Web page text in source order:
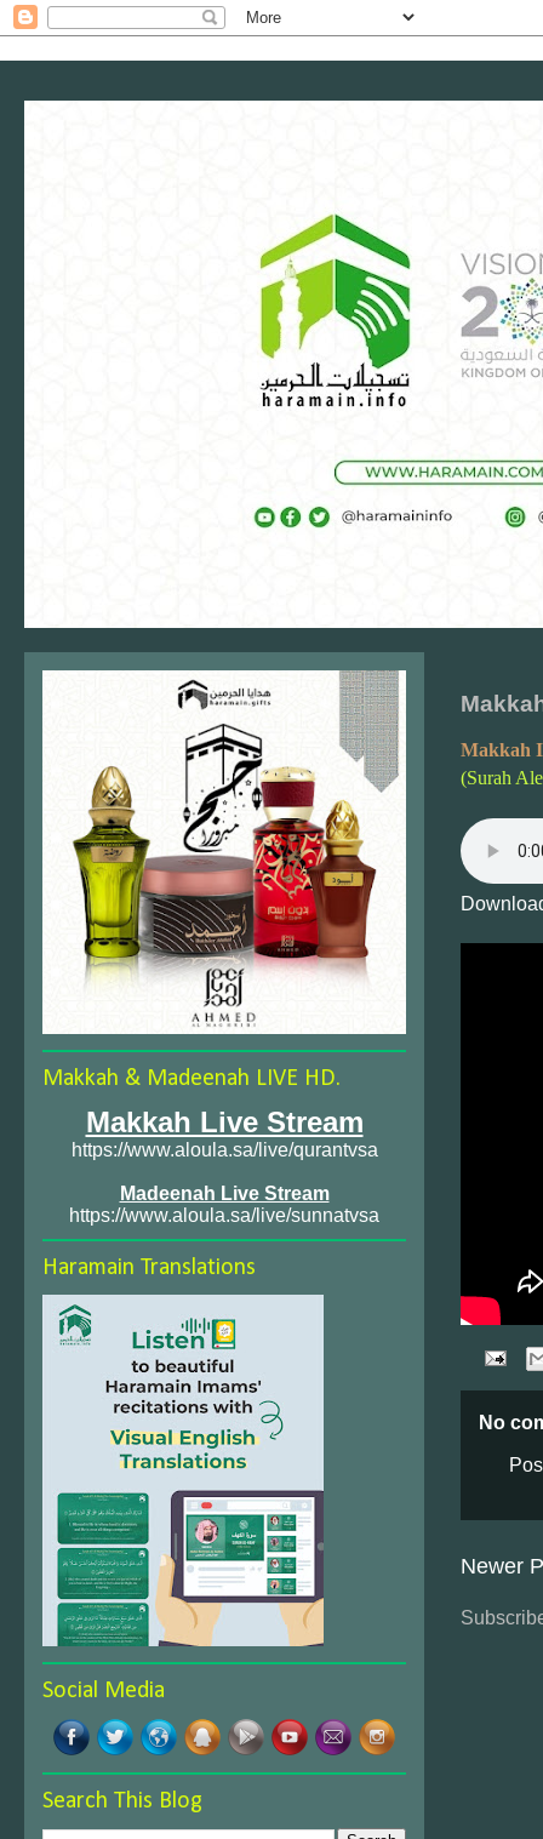
Makkah
(Surah
No
Newer
Makkah & Madeenah LIVE HD.
Makkah Live Stream
https://www.aloula.sa/live/qurantvsa
Madeenah Live Stream
https://www.aloula.sa/live/sunnatvsa
Haramain Translations
Social Media
Search This Blog